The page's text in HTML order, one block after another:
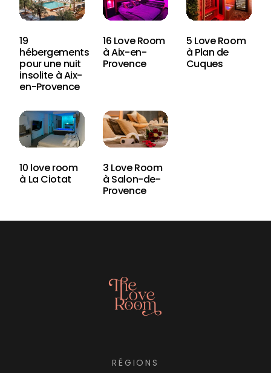
19
hébergements
pour une nuit
insolite à Aix-
en-Provence
16 Love Room
à Aix-en-
Provence
5 Love Room
à Plan de
Cuques
10 love room
à La Ciotat
3 Love Room
à Salon-de-
Provence
RÉGIONS